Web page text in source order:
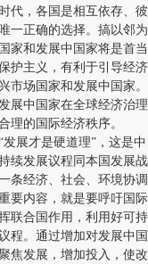
代，各国是相互依存、彼
一正确的选择。搞以邻为
家和发展中国家将是首当
护主义，有利于引导经济
市场国家和发展中国家。
展中国家在全球经济治理
理的国际经济秩序。
展才是硬道理”，这是中
续发展议程同本国发展战
条经济、社会、环境协调
要内容，就是要呼吁国际
联合国作用，利用好可持
程。通过增加对发展中国
焦发展，增加投入，使改